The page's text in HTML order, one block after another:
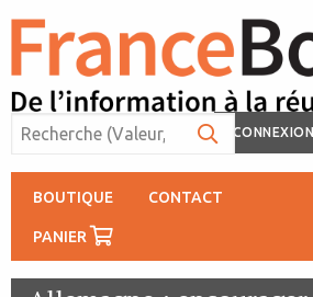
CONNEXION
BOUTIQUE CONTACT
PANIER